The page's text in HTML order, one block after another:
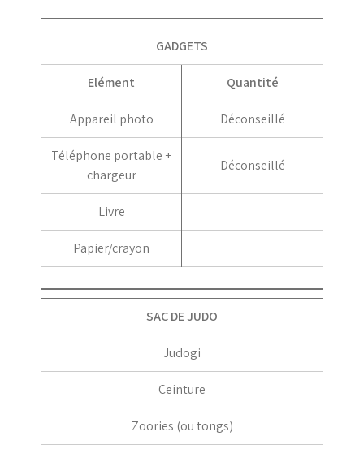
GADGETS
Elément Quantité
Appareil photo Déconseillé
Téléphone portable +
chargeur
Déconseillé
Livre
Papier/crayon
SAC DE JUDO
Judogi
Ceinture
Zoories (ou tongs)